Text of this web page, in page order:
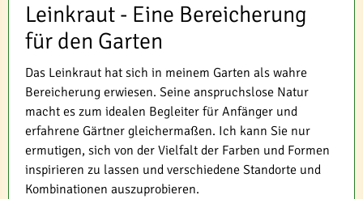
Leinkraut - Eine Bereicherung
für den Garten
Das Leinkraut hat sich in meinem Garten als wahre
Bereicherung erwiesen. Seine anspruchslose Natur
macht es zum idealen Begleiter für Anfänger und
erfahrene Gärtner gleichermaßen. Ich kann Sie nur
ermutigen, sich von der Vielfalt der Farben und Formen
inspirieren zu lassen und verschiedene Standorte und
Kombinationen auszuprobieren.